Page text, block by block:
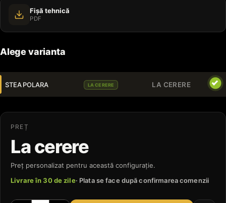
Fișă tehnică
PDF
Alege varianta
STEA POLARA LA CERERE LA CERERE
PREȚ
La cerere
Preț personalizat pentru această configurație.
Livrare în 30 de zile· Plata se face după confirmarea comenzii